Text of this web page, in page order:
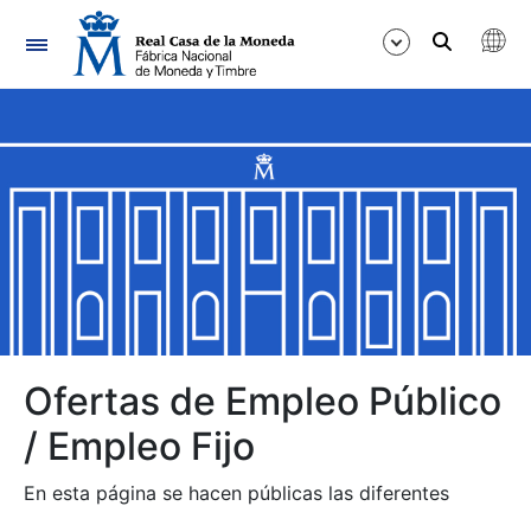
Navegación
Mostrar/Ocultar
Mostrar/Ocultar
Mostrar/Ocultar
Mostrar/Ocultar
Ofertas de Empleo Público
/ Empleo Fijo
En esta página se hacen públicas las diferentes